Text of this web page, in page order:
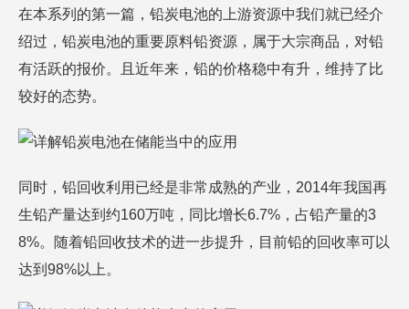
在本系列的第一篇，铅炭电池的上游资源中我们就已经介
绍过，铅炭电池的重要原料铅资源，属于大宗商品，对铅
有活跃的报价。且近年来，铅的价格稳中有升，维持了比
较好的态势。
同时，铅回收利用已经是非常成熟的产业，2014年我国再
生铅产量达到约160万吨，同比增长6.7%，占铅产量的3
8%。随着铅回收技术的进一步提升，目前铅的回收率可以
达到98%以上。